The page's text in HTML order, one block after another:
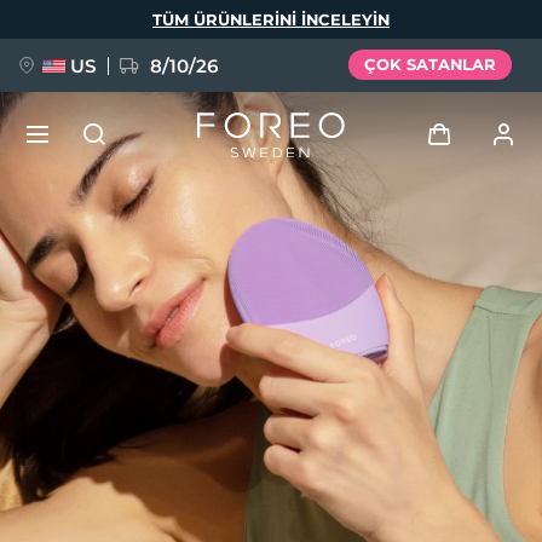
TÜM ÜRÜNLERINI INCELEYIN
US 8/10/26 ÇOK SATANLAR
Kullanici profi̇li̇
Cihazlarım
Siparişlerim
Adresim
Aboneliklerim
YENİ
FAQ™ Pure Beauty-Tech Elixir
BREAKING NEWS
issa™ Teeth Whitening Set
Dil Seçimi
English Deutsch
Español
Français
Italiano
Português
Svenska
Русский
Türkçe
简体中文 繁體中文